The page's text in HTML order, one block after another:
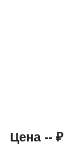
Цена -- ₽